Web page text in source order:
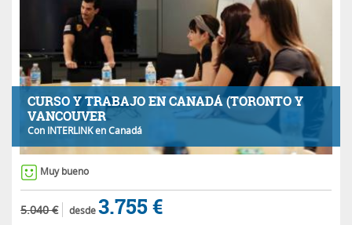
CURSO Y TRABAJO EN CANADÁ (TORONTO Y
VANCOUVER
Con INTERLINKen Canadá
Muy bueno
5.040 € desde3.755 €